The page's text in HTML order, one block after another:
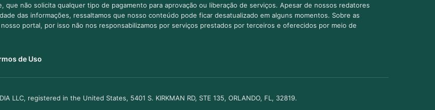
não solicita qualquer tipo de pagamento para aprovação ou liberação de serviços. Apesar de nossos redatores
das informações, ressaltamos que nosso conteúdo pode ficar desatualizado em alguns momentos. Sobre as
portal, por isso não nos responsabilizamos por serviços prestados por terceiros e oferecidos por meio de
de Uso
LLC, registered in the United States, 5401 S. KIRKMAN RD, STE 135, ORLANDO, FL, 32819.